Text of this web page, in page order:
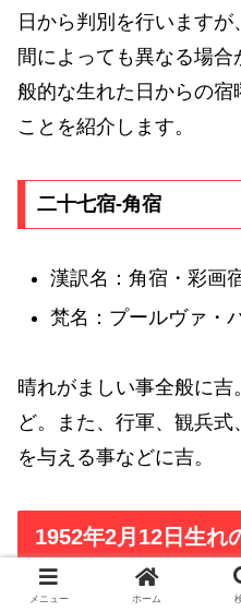
日から判別を行います
間によっても異なる場
般的な生れた日からの宿
ことを紹介します。
二十七宿-角宿
漢訳名：角宿・彩画
梵名：プールヴァ・
晴れがましい事全般に
ど。また、行軍、観兵
を与える事などに吉。
1952年2月12日生れ
メニュー ホーム